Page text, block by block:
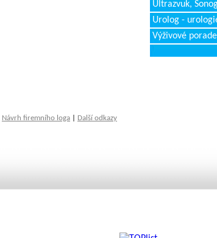
Ultrazvuk,
Urolog -
Výživové
Návrh firemního loga Další odkazy